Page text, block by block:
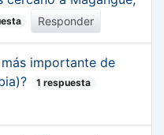
Responder
importante de
1 respuesta